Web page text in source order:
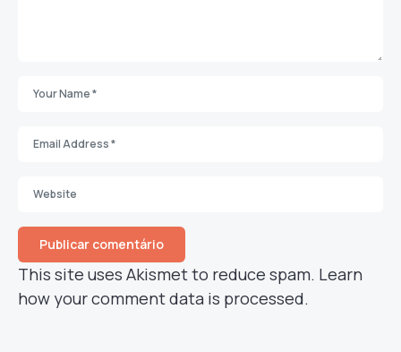
This site uses Akismet to reduce spam. Learn
how your comment data is processed.